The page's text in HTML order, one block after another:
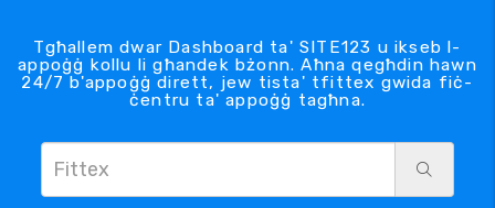
Tgħallem dwar Dashboard ta' SITE123 u ikseb l-
appoġġ kollu li għandek bżonn. Aħna qegħdin hawn
24/7 b'appoġġ dirett, jew tista' tfittex gwida fiċ-
ċentru ta' appoġġ tagħna.